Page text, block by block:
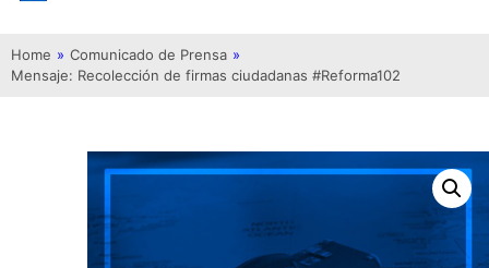
Home » Comunicado de Prensa »
Mensaje: Recolección de firmas ciudadanas #Reforma102